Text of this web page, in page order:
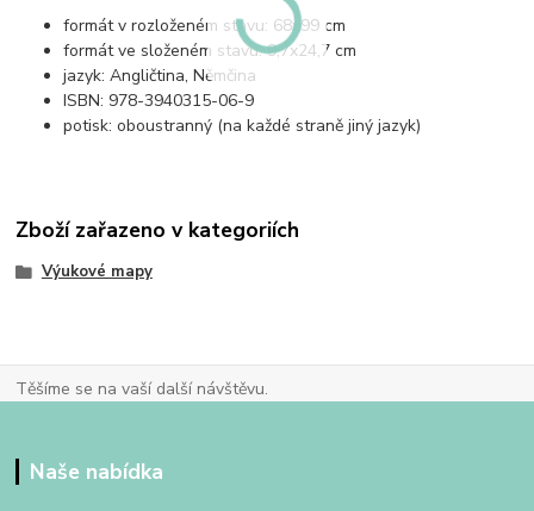
formát v rozloženém stavu: 68x99 cm
formát ve složeném stavu: 9,7x24,7 cm
jazyk: Angličtina, Němčina
ISBN: 978-3940315-06-9
potisk: oboustranný (na každé straně jiný jazyk)
Zboží zařazeno v kategoriích
Výukové mapy
Těšíme se na vaší další návštěvu.
Naše nabídka